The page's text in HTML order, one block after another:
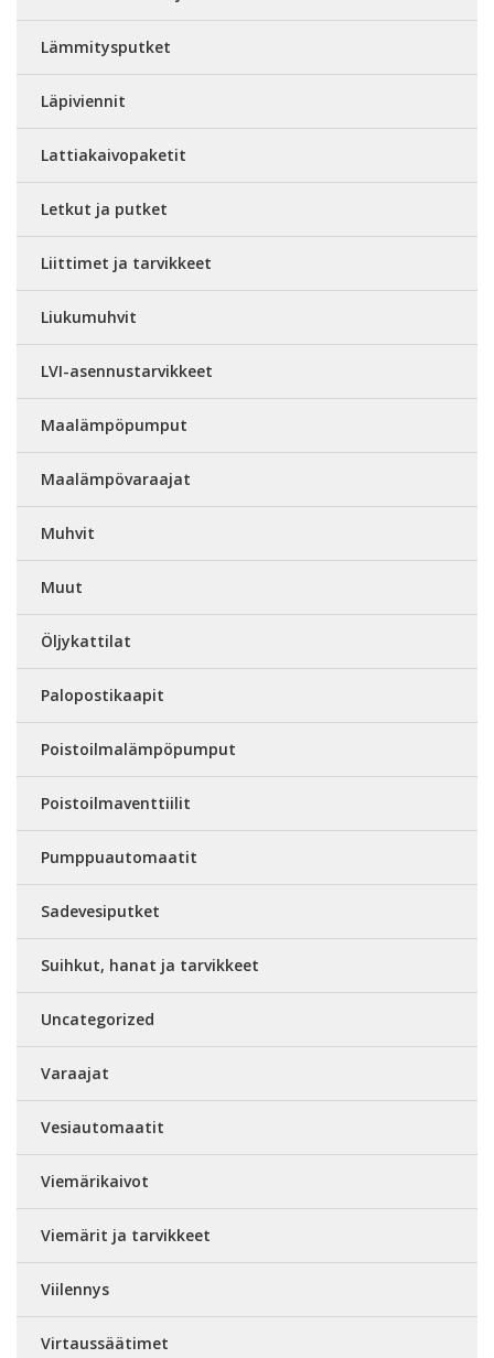
Lämmitysputket
Läpiviennit
Lattiakaivopaketit
Letkut ja putket
Liittimet ja tarvikkeet
Liukumuhvit
LVI-asennustarvikkeet
Maalämpöpumput
Maalämpövaraajat
Muhvit
Muut
Öljykattilat
Palopostikaapit
Poistoilmalämpöpumput
Poistoilmaventtiilit
Pumppuautomaatit
Sadevesiputket
Suihkut, hanat ja tarvikkeet
Uncategorized
Varaajat
Vesiautomaatit
Viemärikaivot
Viemärit ja tarvikkeet
Viilennys
Virtaussäätimet